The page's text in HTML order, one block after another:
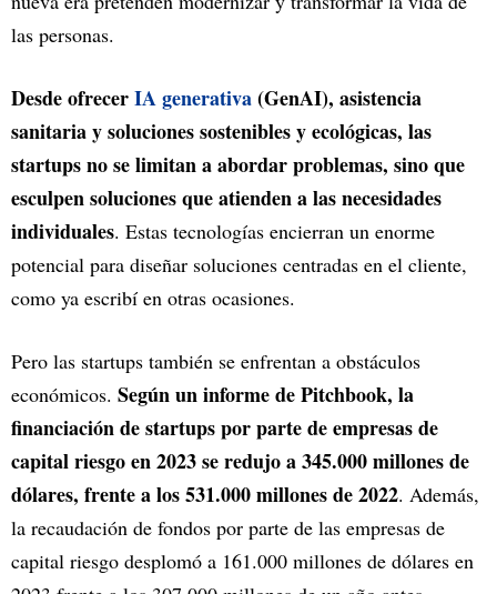
las personas.
Desde ofrecerIA generativa(GenAI), asistencia
sanitaria y soluciones sostenibles y ecológicas, las
startups no se limitan a abordar problemas, sino que
esculpen soluciones que atienden a las necesidades
individuales. Estas tecnologías encierran un enorme
potencial para diseñar soluciones centradas en el cliente,
como ya escribí en otras ocasiones.
Pero las startups también se enfrentan a obstáculos
económicos. Según un informe de Pitchbook, la
financiación de startups por parte de empresas de
capital riesgo en 2023 se redujo a 345.000 millones de
dólares, frente a los 531.000 millones de 2022. Además,
la recaudación de fondos por parte de las empresas de
capital riesgo desplomó a 161.000 millones de dólares en